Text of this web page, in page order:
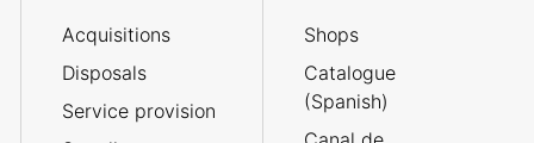
Acquisitions
Disposals
Service provision
Shops
Catalogue
(Spanish)